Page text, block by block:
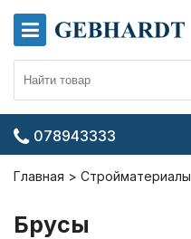
078943333
Главная Стройматериалы
Брусы